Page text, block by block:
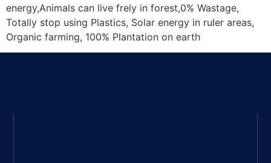
energy,Animals can live frely in forest,0% Wastage,
Totally stop using Plastics, Solar energy in ruler areas,
Organic farming, 100% Plantation on earth